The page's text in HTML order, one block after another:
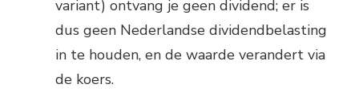
variant) ontvang je geen dividend; er is
dus geen Nederlandse dividendbelasting
in te houden, en de waarde verandert via
de koers.